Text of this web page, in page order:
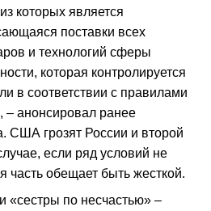
которых является
поставки всех
и технологий сферы
которая контролируется
в соответствии с правилами
– анонсировал ранее
США грозят России и второй
если ряд условий не
часть обещает быть жесткой.
«сестры по несчастью» –